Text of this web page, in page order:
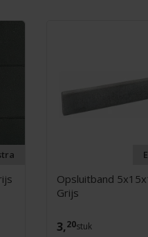
Opsluitband
Grijs
3,20stuk